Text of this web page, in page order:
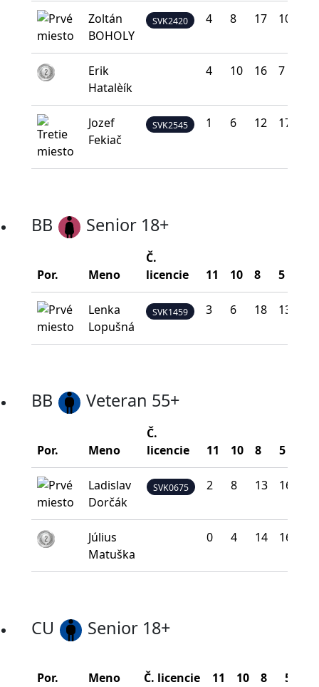
Zoltán
BOHOLY
SVK2420 4 8 17 10
Erik
Hatalèík
4 10 16 7
Jozef
Fekiač
SVK2545 1 6 12 17
BB Senior 18+
Por. Meno
Č.
licencie
11 10 8 5
Lenka
Lopušná
SVK1459 3 6 18 13
BB Veteran 55+
Por. Meno
Č.
licencie
11 10 8 5
Ladislav
Dorčák
SVK0675 2 8 13 16
Július
Matuška
0 4 14 16
CU Senior 18+
Por. Meno Č. licencie 11 10 8 5